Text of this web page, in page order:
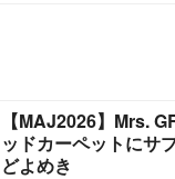
【MAJ2026】Mrs.
ッドカーペットに
どよめき